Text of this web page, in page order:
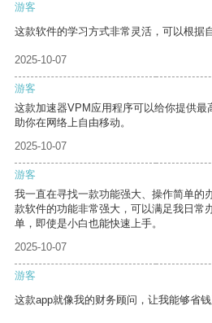
游客
这款软件的学习方式非常灵活，可以根据
2025-10-07
游客
这款加速器VPM应用程序可以给你提供最
助你在网络上自由移动。
2025-10-07
游客
我一直在寻找一款功能强大、操作简单的
款软件的功能非常强大，可以满足我日常
单，即使是小白也能快速上手。
2025-10-07
游客
这款app就像我的财务顾问，让我能够省钱